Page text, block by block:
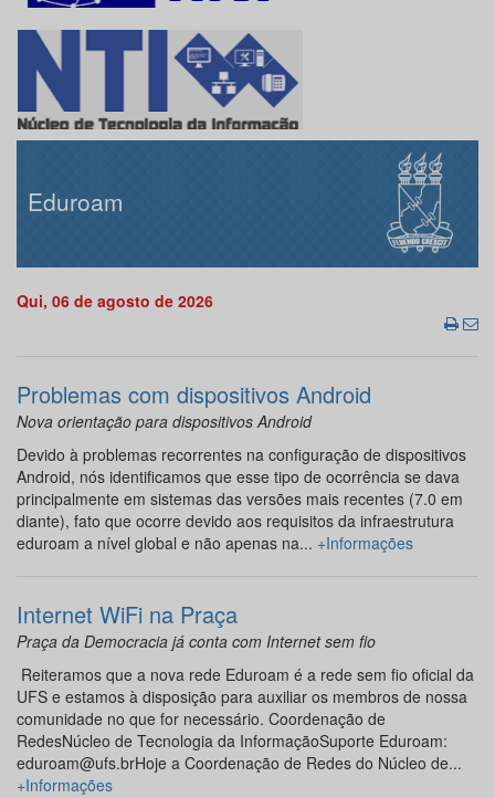
Eduroam
Qui, 06 de agosto de 2026
Problemas com dispositivos Android
Nova orientação para dispositivos Android
Devido à problemas recorrentes na configuração de dispositivos
Android, nós identificamos que esse tipo de ocorrência se dava
principalmente em sistemas das versões mais recentes (7.0 em
diante), fato que ocorre devido aos requisitos da infraestrutura
eduroam a nível global e não apenas na... +Informações
Internet WiFi na Praça
Praça da Democracia já conta com Internet sem fio
Reiteramos que a nova rede Eduroam é a rede sem fio oficial da
UFS e estamos à disposição para auxiliar os membros de nossa
comunidade no que for necessário. Coordenação de
RedesNúcleo de Tecnologia da InformaçãoSuporte Eduroam:
eduroam@ufs.brHoje a Coordenação de Redes do Núcleo de...
+Informações